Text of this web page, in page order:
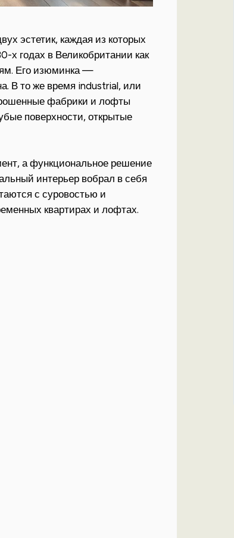
эстетик, каждая из которых
годах в Великобритании как
Его изюминка —
В то же время industrial, или
фабрики и лофты
поверхности, открытые
а функциональное решение
интерьер вобрал в себя
с суровостью и
квартирах и лофтах.